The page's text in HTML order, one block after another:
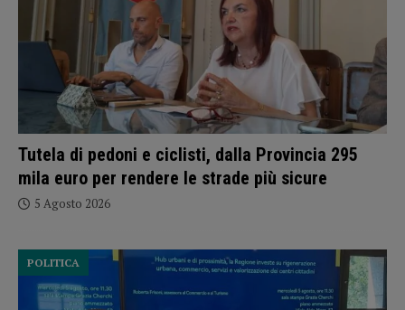
Tutela di pedoni e ciclisti, dalla Provincia 295
mila euro per rendere le strade più sicure
5 Agosto 2026
POLITICA